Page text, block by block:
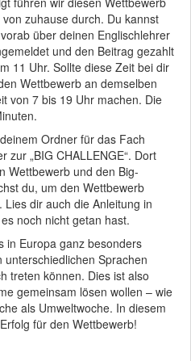
eine
ab
und
werden
es
wir sind
zuhause durch. Du kannst
über deinen Englischlehrer
und den Beitrag gezahlt
11 Uhr. Sollte diese Zeit bei dir
Wettbewerb an demselben
von 7 bis 19 Uhr machen. Die
Ordner für das Fach
zur „BIG CHALLENGE“. Dort
Wettbewerb und den Big-
du, um den Wettbewerb
dir auch die Anleitung in
noch nicht getan hast.
in Europa ganz besonders
Sprachen
treten können. Dies ist also
gemeinsam lösen wollen – wie
als Umweltwoche. In diesem
für den Wettbewerb!